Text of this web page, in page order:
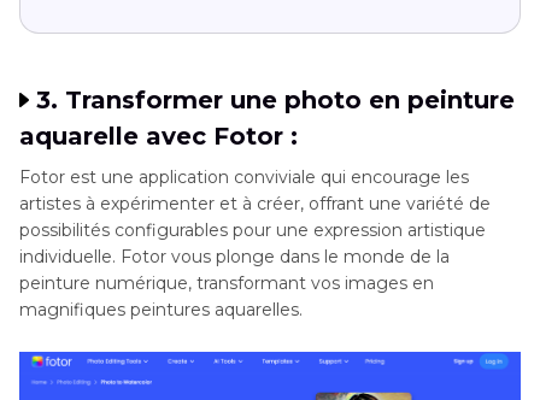
3. Transformer une photo en peinture
aquarelle avec Fotor :
Fotor est une application conviviale qui encourage les
artistes à expérimenter et à créer, offrant une variété de
possibilités configurables pour une expression artistique
individuelle. Fotor vous plonge dans le monde de la
peinture numérique, transformant vos images en
magnifiques peintures aquarelles.